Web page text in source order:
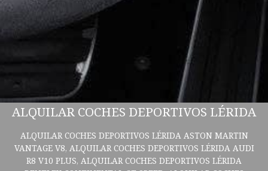
ALQUILAR COCHES DEPORTIVOS LÉRIDA
ALQUILAR COCHES DEPORTIVOS LÉRIDA ASTON MARTIN
VANTAGE V8, ALQUILAR COCHES DEPORTIVOS LÉRIDA AUDI
R8 V10 PLUS, ALQUILAR COCHES DEPORTIVOS LÉRIDA